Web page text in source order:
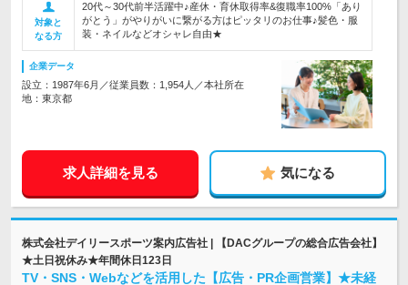
対象と
なる方
20代～30代前半活躍中♪産休・育休取得率&復職率100%「あり
がとう」がやりがいに繋がる方はピッタリのお仕事♪髪色・服
装・ネイルなどオシャレ自由★
企業データ
設立：1987年6月／従業員数：1,954人／本社所在
地：東京都
求人詳細を見る 気になる
株式会社デイリースポーツ案内広告社 | 【DACグループの総合広告会社】
★土日祝休み★年間休日123日
TV・SNS・Webなどを活用した【広告・PR企画営業】★未経